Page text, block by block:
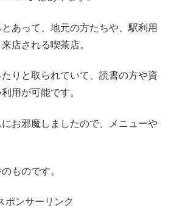
あって、地元の方たちや、駅利用
店される喫茶店。
りと取られていて、読書の方や資
用が可能です。
お邪魔しましたので、メニューや
ものです。
ポンサーリンク